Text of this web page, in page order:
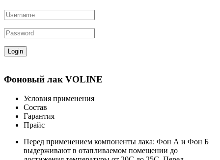
Фоновый лак VOLINE
Условия применения
Состав
Гарантия
Прайс
Перед применением компоненты лака: Фон А и Фон Б
выдерживают в отапливаемом помещении до